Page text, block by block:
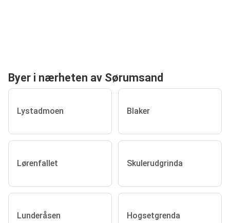
Byer i nærheten av Sørumsand
Lystadmoen Blaker
Lørenfallet Skulerudgrinda
Lunderåsen Hogsetgrenda